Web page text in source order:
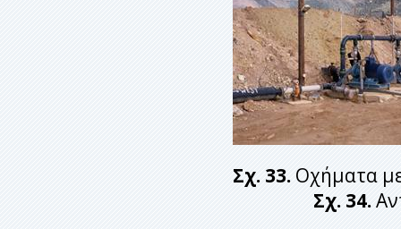
Σχ. 33.
Σχ. 34.